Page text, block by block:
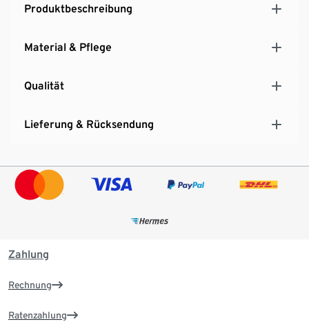
Produktbeschreibung
Material & Pflege
Qualität
Lieferung & Rücksendung
Zahlung
Rechnung
Ratenzahlung